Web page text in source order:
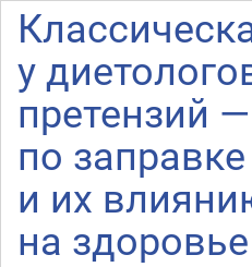
у
претензий
по заправке
и их
на здоровье